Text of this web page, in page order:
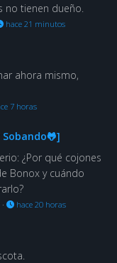
no tienen dueño.
hace 21 minutos
ahora mismo,
7 horas
Sobando🐸]
¿Por qué cojones
Bonox y cuándo
· hace 20 horas